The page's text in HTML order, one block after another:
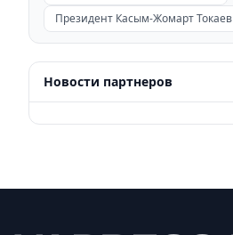
Президент Касым-Жомарт Токаев
Новости партнеров